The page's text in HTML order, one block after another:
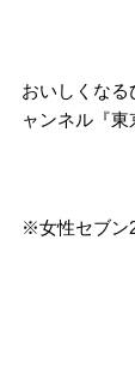
おいしくなる
ャンネル『東
※女性セブン